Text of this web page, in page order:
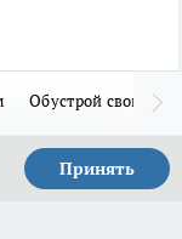
Обустрой свой дом
Принять